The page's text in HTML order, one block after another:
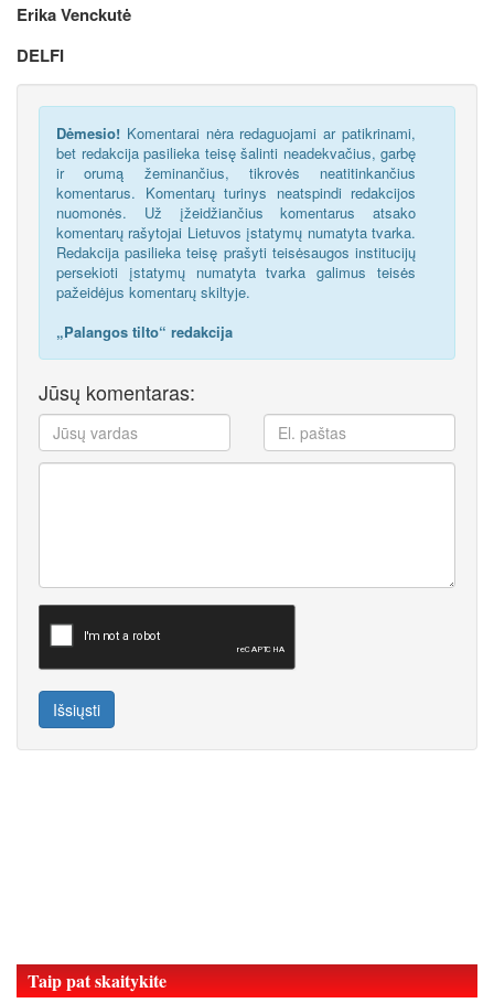
Erika Venckutė
DELFI
Dėmesio! Komentarai nėra redaguojami ar patikrinami,
bet redakcija pasilieka teisę šalinti neadekvačius, garbę
ir orumą žeminančius, tikrovės neatitinkančius
komentarus. Komentarų turinys neatspindi redakcijos
nuomonės. Už įžeidžiančius komentarus atsako
komentarų rašytojai Lietuvos įstatymų numatyta tvarka.
Redakcija pasilieka teisę prašyti teisėsaugos institucijų
persekioti įstatymų numatyta tvarka galimus teisės
pažeidėjus komentarų skiltyje.
„Palangos tilto“ redakcija
Jūsų komentaras:
Išsiųsti
Taip pat skaitykite